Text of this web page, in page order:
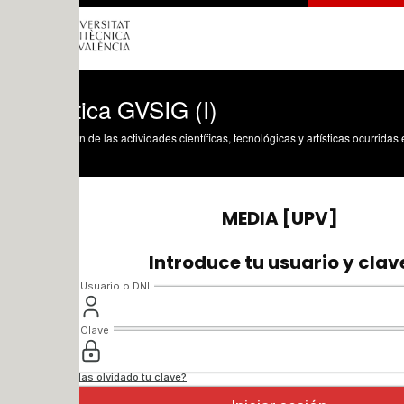
GVSIG (I)
de las actividades científicas, tecnológicas y artísticas ocurridas en los tres